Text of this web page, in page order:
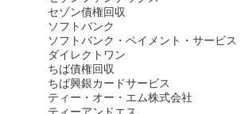
セゾン債権回収
ソフトバンク
ソフトバンク・ペイメント・サービス
ダイレクトワン
ちば債権回収
ちば興銀カードサービス
ティー・オー・エム株式会社
ティーアンドエス